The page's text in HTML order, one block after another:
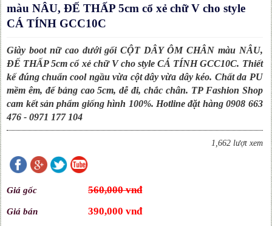
màu NÂU, ĐẾ THẤP 5cm cổ xẻ chữ V cho style
CÁ TÍNH GCC10C
Giày boot nữ cao dưới gối CỘT DÂY ÔM CHÂN màu NÂU,
ĐẾ THẤP 5cm cổ xẻ chữ V cho style CÁ TÍNH GCC10C. Thiết
kế đúng chuẩn cool ngầu vừa cột dây vừa dây kéo. Chất da PU
mềm êm, đế bảng cao 5cm, dễ đi, chắc chân. TP Fashion Shop
cam kết sản phẩm giống hình 100%. Hotline đặt hàng 0908 663
476 - 0971 177 104
1,662 lượt xem
Giá gốc 560,000 vnđ
Giá bán 390,000 vnđ